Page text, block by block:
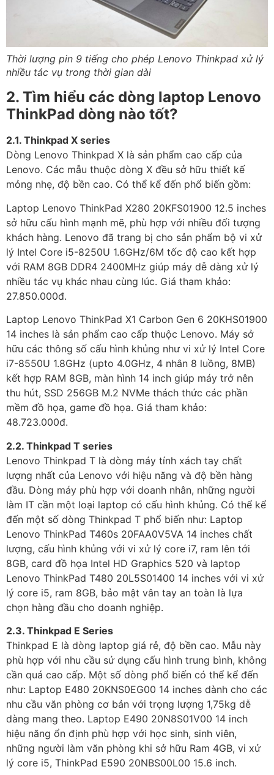
Thời lượng pin 9 tiếng cho phép Lenovo Thinkpad xử lý
nhiều tác vụ trong thời gian dài
2. Tìm hiểu các dòng laptop Lenovo
ThinkPad dòng nào tốt?
2.1. Thinkpad X series
Dòng Lenovo Thinkpad X là sản phẩm cao cấp của
Lenovo. Các mẫu thuộc dòng X đều sở hữu thiết kế
mỏng nhẹ, độ bền cao. Có thể kể đến phổ biến gồm:
Laptop Lenovo ThinkPad X280 20KFS01900 12.5 inches
sở hữu cấu hình mạnh mẽ, phù hợp với nhiều đối tượng
khách hàng. Lenovo đã trang bị cho sản phẩm bộ vi xử
lý Intel Core i5-8250U 1.6GHz/6M tốc độ cao kết hợp
với RAM 8GB DDR4 2400MHz giúp máy dễ dàng xử lý
nhiều tác vụ khác nhau cùng lúc. Giá tham khảo:
27.850.000đ.
Laptop Lenovo ThinkPad X1 Carbon Gen 6 20KHS01900
14 inches là sản phẩm cao cấp thuộc Lenovo. Máy sở
hữu các thông số cấu hình khủng như vi xử lý Intel Core
i7-8550U 1.8GHz (upto 4.0GHz, 4 nhân 8 luồng, 8MB)
kết hợp RAM 8GB, màn hình 14 inch giúp máy trở nên
thu hút, SSD 256GB M.2 NVMe thách thức các phần
mềm đồ họa, game đồ họa. Giá tham khảo:
48.723.000đ.
2.2. Thinkpad T series
Lenovo Thinkpad T là dòng máy tính xách tay chất
lượng nhất của Lenovo với hiệu năng và độ bền hàng
đầu. Dòng máy phù hợp với doanh nhân, những người
làm IT cần một loại laptop có cấu hình khủng. Có thể kể
đến một số dòng Thinkpad T phổ biến như: Laptop
Lenovo ThinkPad T460s 20FAA0V5VA 14 inches chất
lượng, cấu hình khủng với vi xử lý core i7, ram lên tới
8GB, card đồ họa Intel HD Graphics 520 và laptop
Lenovo ThinkPad T480 20L5S01400 14 inches với vi xử
lý core i5, ram 8GB, bảo mật vân tay an toàn là lựa
chọn hàng đầu cho doanh nghiệp.
2.3. Thinkpad E Series
Thinkpad E là dòng laptop giá rẻ, độ bền cao. Mẫu này
phù hợp với nhu cầu sử dụng cấu hình trung bình, không
cần quá cao cấp. Một số dòng phổ biến có thể kể đến
như: Laptop E480 20KNS0EG00 14 inches dành cho các
nhu cầu văn phòng cơ bản với trọng lượng 1,75kg dễ
dàng mang theo. Laptop E490 20N8S01V00 14 inch
hiệu năng ổn định phù hợp với học sinh, sinh viên,
những người làm văn phòng khi sở hữu Ram 4GB, vi xử
lý core i5, ThinkPad E590 20NBS00L00 15.6 inch.